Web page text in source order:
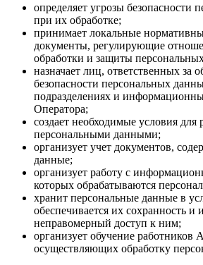
определяет угрозы безопасности
при их обработке;
принимает локальные
документы, регулирующие
обработки и защиты
назначает лиц, ответственных за
безопасности персональных
подразделениях и
Оператора;
создает необходимые условия для
персональными данными;
организует учет документов,
данные;
организует работу с
которых обрабатываются
хранит персональные данные в
обеспечивается их сохранность и
неправомерный доступ к ним;
организует обучение работников
осуществляющих обработку